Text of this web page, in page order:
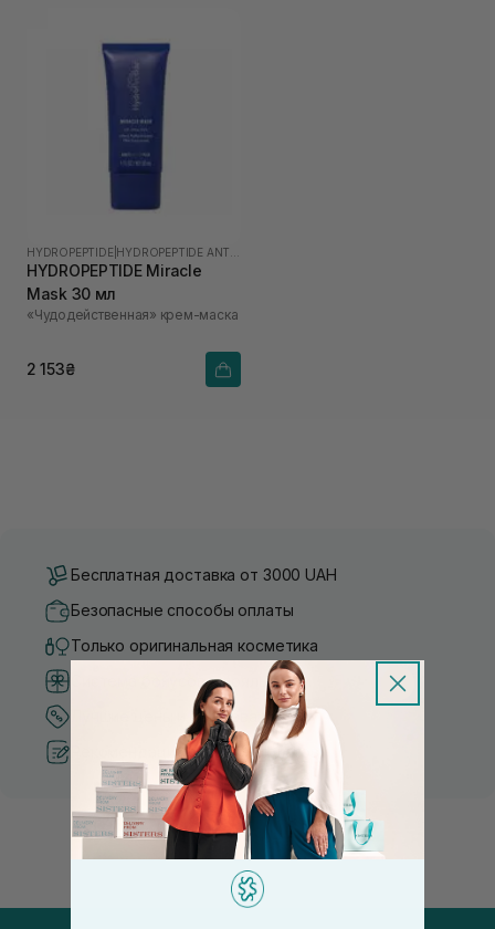
HYDROPEPTIDE
HYDROPEPTIDE Miracle
Mask 30 мл
«Чудодейственная» крем-маска
2 153₴
Бесплатная доставка от 3000 UAH
Безопасные способы оплаты
Только оригинальная косметика
Система бонусов и лояльности
Лучшие цены и топ товары
Рекомендации от косметологов